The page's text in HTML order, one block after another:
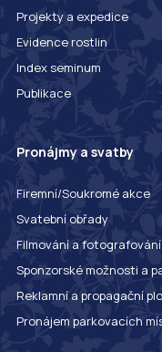
Projekty a expedice
Evidence rostlin
Index seminum
Publikace
Pronájmy a svatby
Firemní/Soukromé akce
Svatební obřady
Filmování a fotografování
Sponzorské možnosti a
Reklamní a propagační
Pronájem parkovacích